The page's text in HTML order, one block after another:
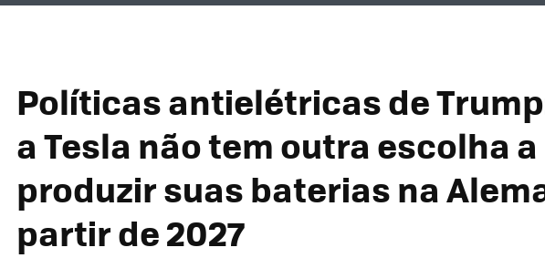
Políticas antielétricas de
a Tesla não tem outra escolha
produzir suas baterias na
partir de 2027